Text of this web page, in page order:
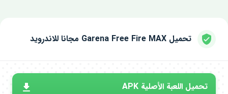
تحميل Garena Free Fire MAX مجانا للاندرويد
تحميل اللعبة الأصلية APK